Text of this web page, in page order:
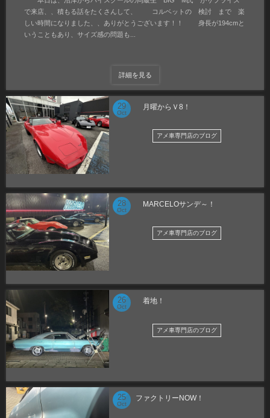
で来店、、積もる話をたくさんして、 コルベットの 検討 まで 楽
しい時間になりました、、ありがとうございます！！ 身長が194cmと
いうこともあり、サイズ感の問題も...
詳細を見る
29
Oct
月曜からＶ8！
アメ車専門店のブログ
28
Oct
MARCELOサンデ～！
アメ車専門店のブログ
26
Oct
着地！
アメ車専門店のブログ
25
Oct
ファクトリーNOW！